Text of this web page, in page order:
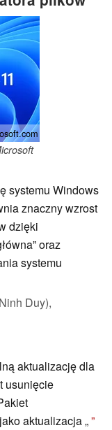
systemu Windows
znaczny wzrost
dzięki
oraz
systemu
Duy),
aktualizację dla
usunięcie
aktualizacja „”